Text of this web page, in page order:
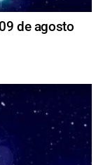
de agosto